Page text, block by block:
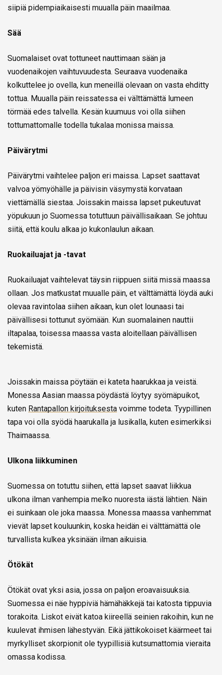
siipiä pidempiaikaisesti muualla päin maailmaa.
Sää
Suomalaiset ovat tottuneet nauttimaan sään ja
vuodenaikojen vaihtuvuudesta. Seuraava vuodenaika
kolkuttelee jo ovella, kun meneillä olevaan on vasta ehditty
tottua. Muualla päin reissatessa ei välttämättä lumeen
törmää edes talvella. Kesän kuumuus voi olla siihen
tottumattomalle todella tukalaa monissa maissa.
Päivärytmi
Päivärytmi vaihtelee paljon eri maissa. Lapset saattavat
valvoa yömyöhälle ja päivisin väsymystä korvataan
viettämällä siestaa. Joissakin maissa lapset pukeutuvat
yöpukuun jo Suomessa totuttuun päivällisaikaan. Se johtuu
siitä, että koulu alkaa jo kukonlaulun aikaan.
Ruokailuajat ja -tavat
Ruokailuajat vaihtelevat täysin riippuen siitä missä maassa
ollaan. Jos matkustat muualle päin, et välttämättä löydä auki
olevaa ravintolaa siihen aikaan, kun olet lounaasi tai
päivällisesi tottunut syömään. Kun suomalainen nauttii
iltapalaa, toisessa maassa vasta aloitellaan päivällisen
tekemistä.
Joissakin maissa pöytään ei kateta haarukkaa ja veistä.
Monessa Aasian maassa pöydästä löytyy syömäpuikot,
kuten Rantapallon kirjoituksesta voimme todeta. Tyypillinen
tapa voi olla syödä haarukalla ja lusikalla, kuten esimerkiksi
Thaimaassa.
Ulkona liikkuminen
Suomessa on totuttu siihen, että lapset saavat liikkua
ulkona ilman vanhempia melko nuoresta iästä lähtien. Näin
ei suinkaan ole joka maassa. Monessa maassa vanhemmat
vievät lapset kouluunkin, koska heidän ei välttämättä ole
turvallista kulkea yksinään ilman aikuisia.
Ötökät
Ötökät ovat yksi asia, jossa on paljon eroavaisuuksia.
Suomessa ei näe hyppiviä hämähäkkejä tai katosta tippuvia
torakoita. Liskot eivät katoa kiireellä seinien rakoihin, kun ne
kuulevat ihmisen lähestyvän. Eikä jättikokoiset käärmeet tai
myrkylliset skorpionit ole tyypillisiä kutsumattomia vieraita
omassa kodissa.